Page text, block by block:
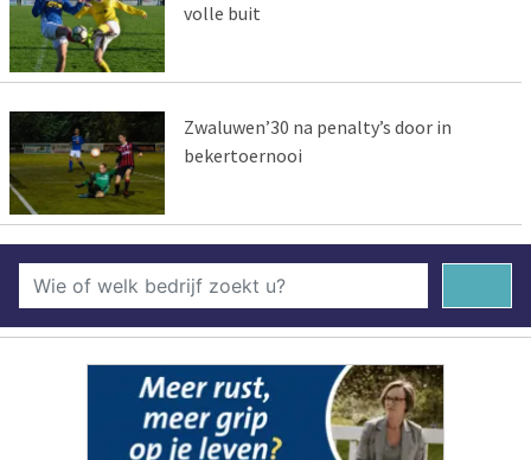
volle buit
Zwaluwen’30 na penalty’s door in
bekertoernooi